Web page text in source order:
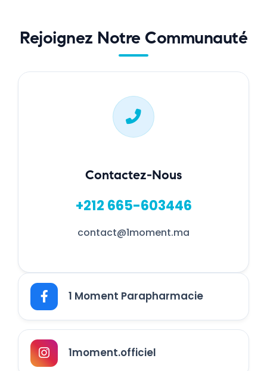
Rejoignez Notre Communauté
Contactez-Nous
+212 665-603446
contact@1moment.ma
1 Moment Parapharmacie
1moment.officiel